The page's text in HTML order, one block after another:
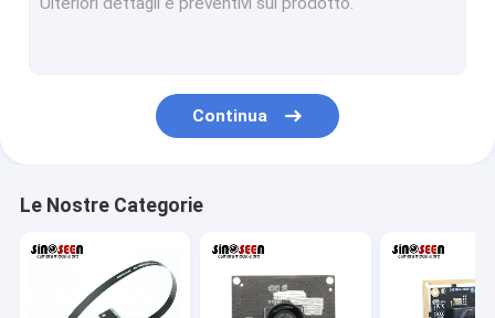
Continua
Le Nostre Categorie